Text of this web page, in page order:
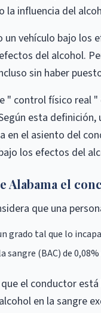
la influencia del
vehículo bajo los
del alcohol.
sin haber
" control físico real
esta definición,
en el asiento del
los efectos del
Alabama el
que una
grado tal que lo
(BAC) de 0,08%
el conductor
en la sangre